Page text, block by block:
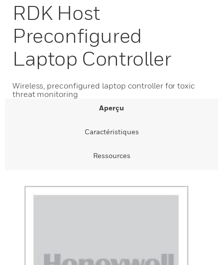
RDK Host
Preconfigured
Laptop Controller
Wireless, preconfigured laptop controller for toxic
threat monitoring
Aperçu
Caractéristiques
Ressources